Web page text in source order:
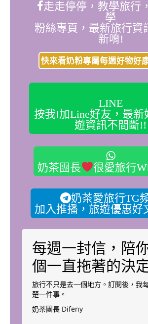
走走停停，教學旅行
學
粉絲專頁，最新旅行資
新唷!
快來看奶粉專屬每週好物好
LINE
按我!加Line好友，最新
遊資訊不間斷!!
奶茶團長 很愛旅行
奶茶愛旅行TG
加入推播，旅遊優惠好
每週一封信，陪
個一直拖著的決
旅行不只是去一個地方。訂閱後，我
楚一件事。
奶茶團長 Difeny